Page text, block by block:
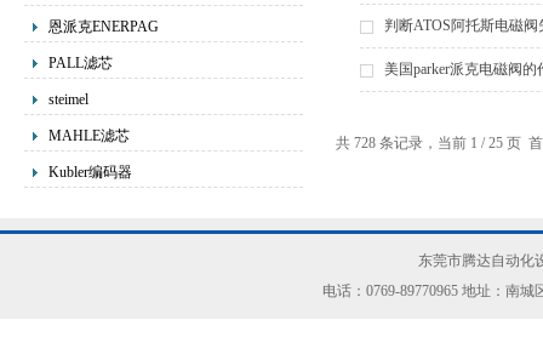
恩派克ENERPAG
PALL滤芯
steimel
MAHLE滤芯
Kubler编码器
判断ATOS阿托斯电磁
美国parker派克电磁阀的
共 728 条记录，当前 1 / 25 页
东莞市腾达自动化
电话：0769-89770965 地址：南